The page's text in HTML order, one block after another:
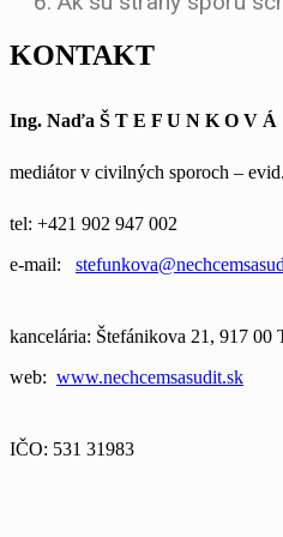
KONTAKT
Ing. Naďa Š T E F U N K O V Á
mediátor v civilných sporoch –
tel: +421 902 947 002
e-mail:
kancelária: Štefánikova 21, 917 00
web: www.nechcemsasudit.sk
IČO: 531 31983